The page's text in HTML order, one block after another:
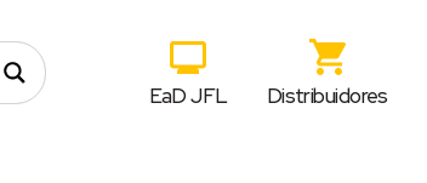
EaD JFL Distribuidores